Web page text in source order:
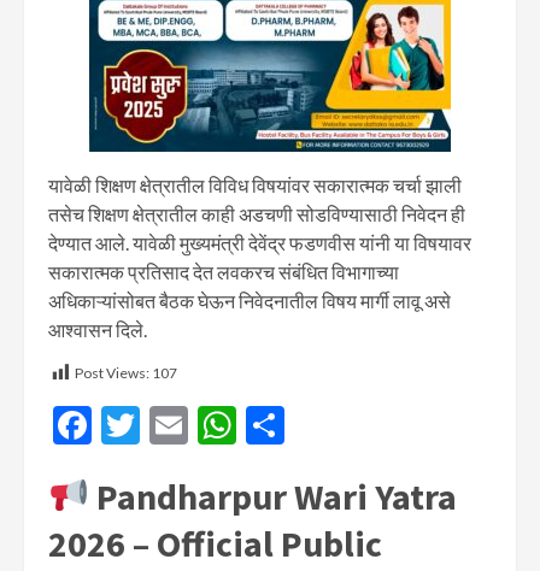
यावेळी शिक्षण क्षेत्रातील विविध विषयांवर सकारात्मक चर्चा झाली
तसेच शिक्षण क्षेत्रातील काही अडचणी सोडविण्यासाठी निवेदन ही
देण्यात आले. यावेळी मुख्यमंत्री देवेंद्र फडणवीस यांनी या विषयावर
सकारात्मक प्रतिसाद देत लवकरच संबंधित विभागाच्या
अधिकाऱ्यांसोबत बैठक घेऊन निवेदनातील विषय मार्गी लावू असे
आश्वासन दिले.
Post Views: 107
Facebook
Twitter
EmailWhatsApp
Pandharpur Wari Yatra
2026 – Official Public